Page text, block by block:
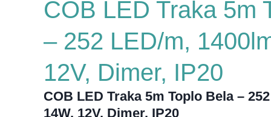
COB LED Traka 5m
– 252 LED/m,
12V, Dimer, IP20
COB LED Traka 5m Toplo Bela –
14W, 12V, Dimer, IP20